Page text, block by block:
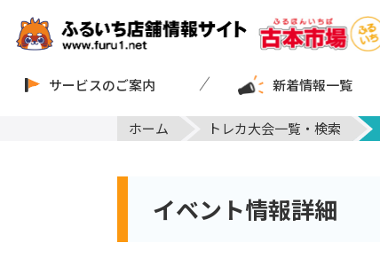
サービスのご案内 新着情報一覧
ホーム トレカ大会一覧・検索
イベント情報詳細